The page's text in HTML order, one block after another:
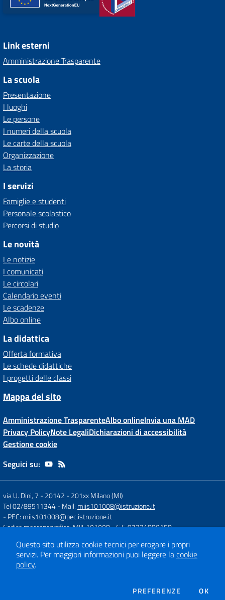
Link esterni
Amministrazione Trasparente
La scuola
Presentazione
I luoghi
Le persone
I numeri della scuola
Le carte della scuola
Organizzazione
La storia
I servizi
Famiglie e studenti
Personale scolastico
Percorsi di studio
Le novità
Le notizie
I comunicati
Le circolari
Calendario eventi
Le scadenze
Albo online
La didattica
Offerta formativa
Le schede didattiche
I progetti delle classi
Mappa del sito
Amministrazione TrasparenteAlbo onlineInvia una MAD
Privacy PolicyNote LegaliDichiarazioni di accessibilità
Gestione cookie
Seguici su:
via U. Dini, 7 - 20142 -201xx Milano (MI)
Tel 02/89511344- Mail: miis101008@istruzione.it
- PEC: miis101008@pec.istruzione.it
Codice meccanografico: MIIS101008- C.F. 97324880158
Concept & Design by
Designers Italia
Questo sito utilizza cookie tecnici per erogare i propri
servizi. Per maggiori informazioni puoi leggere lacookie
policy.
PREFERENZE DEI COOKIE
OK